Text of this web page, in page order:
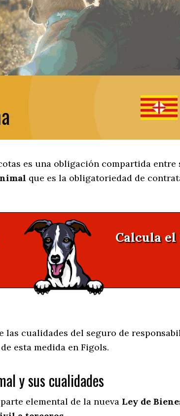
es una obligación compartida
que es la obligatoriedad de
Calcula el
las cualidades del seguro de
esta medida en Figols.
y sus cualidades
elemental de la nueva Ley de